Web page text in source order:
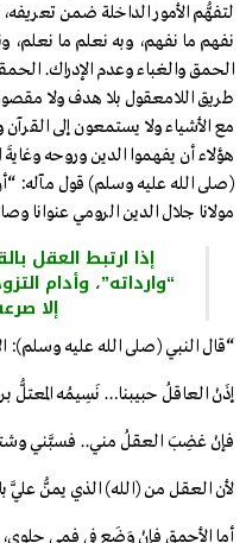
لتفهُّم الأمور الداخلة ضمن
نفهم ما نفهم، وبه نعلم ما نعلم،
الحمق والغباء وعدم الإدراك.
طريق اللامعقول بلا هدف ولا
مع الأشياء ولا يستمعون إلى
هؤلاء أن يفهموا الدين وروحه
(صلى الله عليه وسلم) قول مآله:
مولانا جلال الدين الرومي عنوانا
إذا ارتبط العقل
“وارداته”، وأدام
إلا
“قال النبي (صلى الله عليه
إذَنْ العاقلُ حبيبنا… نَسِيمُه المعتلُّ
فإنْ غضِبَ العقلُ مني.. فسبَّني
لأن العقل من (الله) الذي يمنُّ عليَّ
أما الأحمق فإنْ وَضَع في فمي